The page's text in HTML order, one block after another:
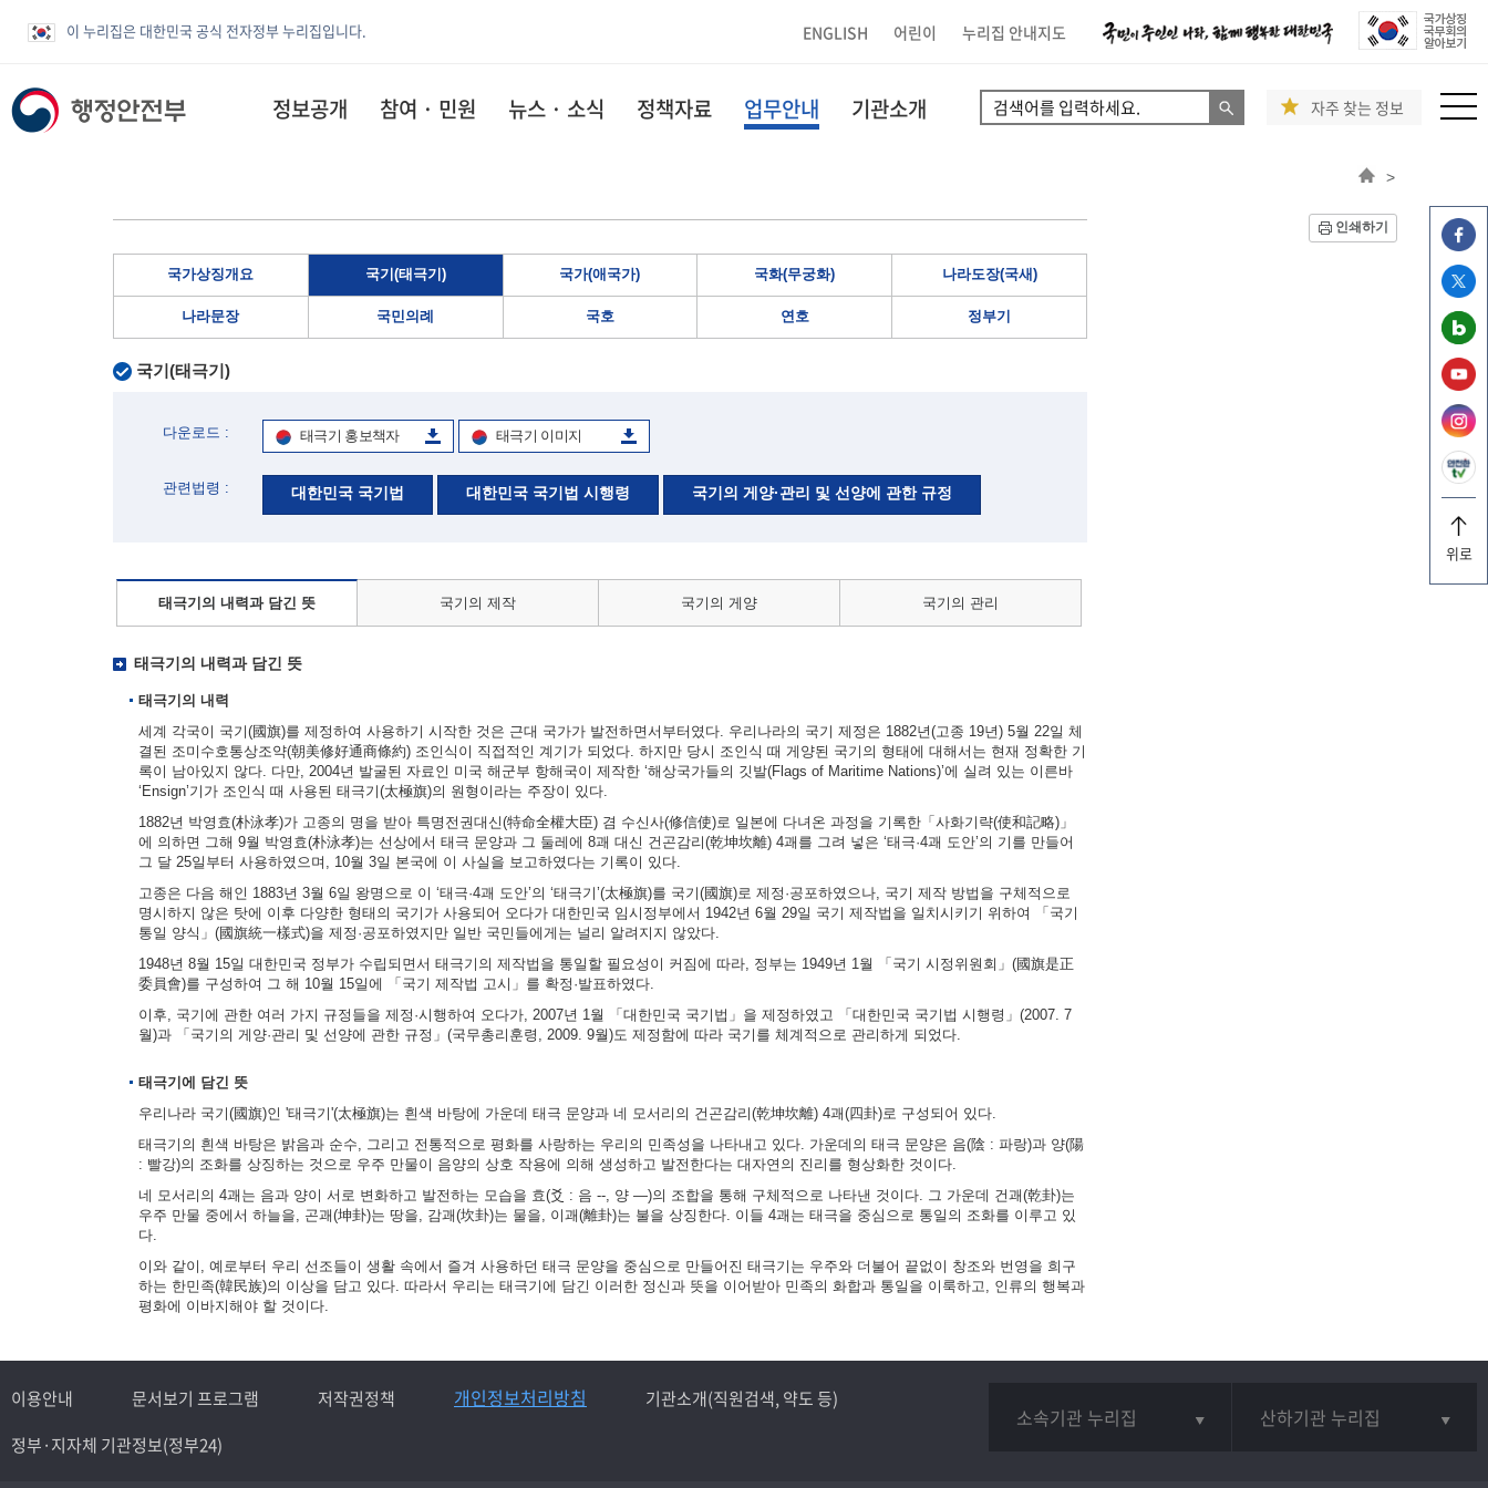
이 누리집은 대한민국 공식 전자정부 누리집입니다. ENGLISH 어린이 누리집 안내지도
위로
정보공개 참여 · 민원 뉴스 · 소식 정책자료 업무안내 기관소개 자주 찾는 정보
>
인쇄하기
국가상징개요 국기(태극기) 국가(애국가) 국화(무궁화) 나라도장(국새)
나라문장 국민의례 국호 연호 정부기
국기(태극기)
다운로드 : 태극기 홍보책자 태극기 이미지
관련법령 : 대한민국 국기법 대한민국 국기법 시행령 국기의 게양·관리 및 선양에 관한 규정
태극기의 내력과 담긴 뜻 국기의 제작 국기의 게양 국기의 관리
태극기의 내력과 담긴 뜻
태극기의 내력
세계 각국이 국기(國旗)를 제정하여 사용하기 시작한 것은 근대 국가가 발전하면서부터였다. 우리나라의 국기 제정은 1882년(고종 19년) 5월 22일 체
결된 조미수호통상조약(朝美修好通商條約) 조인식이 직접적인 계기가 되었다. 하지만 당시 조인식 때 게양된 국기의 형태에 대해서는 현재 정확한 기
록이 남아있지 않다. 다만, 2004년 발굴된 자료인 미국 해군부 항해국이 제작한 ‘해상국가들의 깃발(Flags of Maritime Nations)’에 실려 있는 이른바
‘Ensign’기가 조인식 때 사용된 태극기(太極旗)의 원형이라는 주장이 있다.
1882년 박영효(朴泳孝)가 고종의 명을 받아 특명전권대신(特命全權大臣) 겸 수신사(修信使)로 일본에 다녀온 과정을 기록한「사화기략(使和記略)」
에 의하면 그해 9월 박영효(朴泳孝)는 선상에서 태극 문양과 그 둘레에 8괘 대신 건곤감리(乾坤坎離) 4괘를 그려 넣은 ‘태극·4괘 도안’의 기를 만들어
그 달 25일부터 사용하였으며, 10월 3일 본국에 이 사실을 보고하였다는 기록이 있다.
고종은 다음 해인 1883년 3월 6일 왕명으로 이 ‘태극·4괘 도안’의 ‘태극기’(太極旗)를 국기(國旗)로 제정·공포하였으나, 국기 제작 방법을 구체적으로
명시하지 않은 탓에 이후 다양한 형태의 국기가 사용되어 오다가 대한민국 임시정부에서 1942년 6월 29일 국기 제작법을 일치시키기 위하여 「국기
통일 양식」(國旗統一樣式)을 제정·공포하였지만 일반 국민들에게는 널리 알려지지 않았다.
1948년 8월 15일 대한민국 정부가 수립되면서 태극기의 제작법을 통일할 필요성이 커짐에 따라, 정부는 1949년 1월 「국기 시정위원회」(國旗是正
委員會)를 구성하여 그 해 10월 15일에 「국기 제작법 고시」를 확정·발표하였다.
이후, 국기에 관한 여러 가지 규정들을 제정·시행하여 오다가, 2007년 1월 「대한민국 국기법」을 제정하였고 「대한민국 국기법 시행령」(2007. 7
월)과 「국기의 게양·관리 및 선양에 관한 규정」(국무총리훈령, 2009. 9월)도 제정함에 따라 국기를 체계적으로 관리하게 되었다.
태극기에 담긴 뜻
우리나라 국기(國旗)인 '태극기'(太極旗)는 흰색 바탕에 가운데 태극 문양과 네 모서리의 건곤감리(乾坤坎離) 4괘(四卦)로 구성되어 있다.
태극기의 흰색 바탕은 밝음과 순수, 그리고 전통적으로 평화를 사랑하는 우리의 민족성을 나타내고 있다. 가운데의 태극 문양은 음(陰 : 파랑)과 양(陽
: 빨강)의 조화를 상징하는 것으로 우주 만물이 음양의 상호 작용에 의해 생성하고 발전한다는 대자연의 진리를 형상화한 것이다.
네 모서리의 4괘는 음과 양이 서로 변화하고 발전하는 모습을 효(爻 : 음 --, 양 ―)의 조합을 통해 구체적으로 나타낸 것이다. 그 가운데 건괘(乾卦)는
우주 만물 중에서 하늘을, 곤괘(坤卦)는 땅을, 감괘(坎卦)는 물을, 이괘(離卦)는 불을 상징한다. 이들 4괘는 태극을 중심으로 통일의 조화를 이루고 있
다.
이와 같이, 예로부터 우리 선조들이 생활 속에서 즐겨 사용하던 태극 문양을 중심으로 만들어진 태극기는 우주와 더불어 끝없이 창조와 번영을 희구
하는 한민족(韓民族)의 이상을 담고 있다. 따라서 우리는 태극기에 담긴 이러한 정신과 뜻을 이어받아 민족의 화합과 통일을 이룩하고, 인류의 행복과
평화에 이바지해야 할 것이다.
이용안내 문서보기 프로그램 저작권정책 개인정보처리방침
기관소개(직원검색, 약도 등)
정부·지자체 기관정보(정부24)
소속기관 누리집 산하기관 누리집